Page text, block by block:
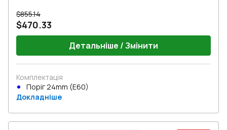
$855.14
$470.33
Детальніше / Змінити
Комплектація
Поріг 24mm (E60)
Докладніше